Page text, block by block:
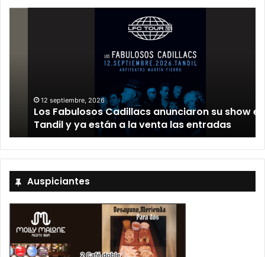
12 septiembre, 2026
Los Fabulosos Cadillacs anunciaron su show en
Tandil y ya están a la venta las entradas
Auspiciantes